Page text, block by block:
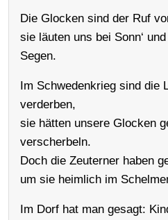
Die Glocken sind der Ruf
sie läuten uns bei Sonn‘
Segen.
Im Schwedenkrieg sind die
verderben,
sie hätten unsere Glocken
verscherbeln.
Doch die Zeuterner haben
um sie heimlich im
Im Dorf hat man gesagt: